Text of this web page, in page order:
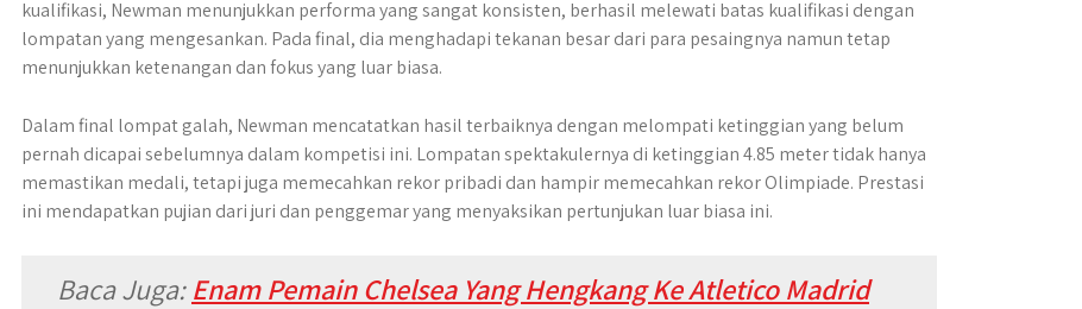
kualifikasi, Newman menunjukkan performa yang sangat konsisten, berhasil melewati batas kualifikasi dengan
lompatan yang mengesankan. Pada final, dia menghadapi tekanan besar dari para pesaingnya namun tetap
menunjukkan ketenangan dan fokus yang luar biasa.
Dalam final lompat galah, Newman mencatatkan hasil terbaiknya dengan melompati ketinggian yang belum
pernah dicapai sebelumnya dalam kompetisi ini. Lompatan spektakulernya di ketinggian 4.85 meter tidak hanya
memastikan medali, tetapi juga memecahkan rekor pribadi dan hampir memecahkan rekor Olimpiade. Prestasi
ini mendapatkan pujian dari juri dan penggemar yang menyaksikan pertunjukan luar biasa ini.
Baca Juga: Enam Pemain Chelsea Yang Hengkang Ke Atletico Madrid